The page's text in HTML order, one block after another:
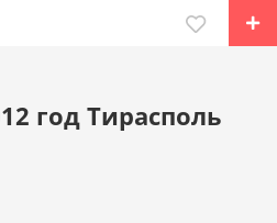
год Тирасполь